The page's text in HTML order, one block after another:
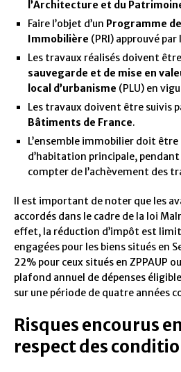
l’Architecture et du
Faire l’objet d’un Programme
Immobilière (PRI) approuvé
Les travaux réalisés doivent
sauvegarde et de mise en
local d’urbanisme (PLU) en
Les travaux doivent être suivis
Bâtiments de France.
L’ensemble immobilier doit être
d’habitation principale, pendant
compter de l’achèvement des
Il est important de noter que les
accordés dans le cadre de la loi
effet, la réduction d’impôt est
engagées pour les biens situés en
22% pour ceux situés en ZPPAUP
plafond annuel de dépenses
sur une période de quatre années
Risques encourus
respect des